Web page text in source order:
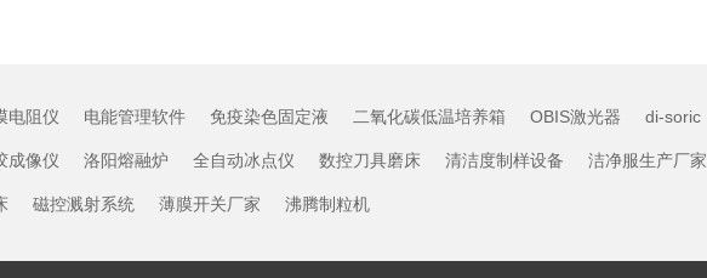
电阻仪 电能管理软件 免疫染色固定液 二氧化碳低温培养箱 OBIS激光器 di-soric
成像仪 洛阳熔融炉 全自动冰点仪 数控刀具磨床 清洁度制样设备 洁净服生产厂家
磁控溅射系统 薄膜开关厂家 沸腾制粒机